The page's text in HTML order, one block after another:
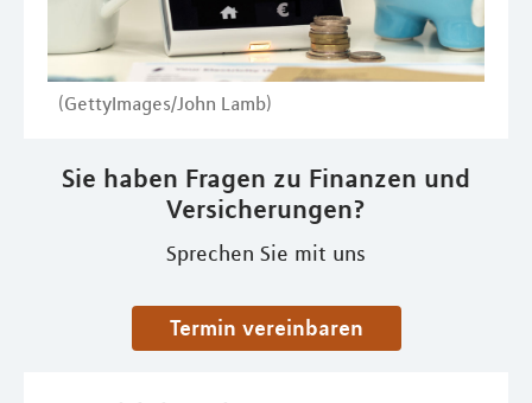
(GettyImages/John Lamb)
Sie haben Fragen zu Finanzen und
Versicherungen?
Sprechen Sie mit uns
Termin vereinbaren